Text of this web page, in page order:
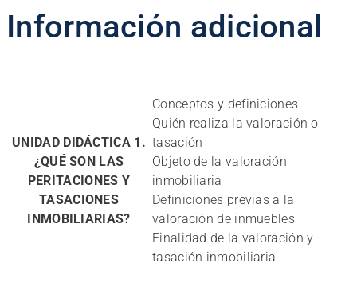
Información adicional
UNIDAD DIDÁCTICA 1.
¿QUÉ SON LAS
PERITACIONES Y
TASACIONES
INMOBILIARIAS?
Conceptos y definiciones
Quién realiza la valoración o
tasación
Objeto de la valoración
inmobiliaria
Definiciones previas a la
valoración de inmuebles
Finalidad de la valoración y
tasación inmobiliaria